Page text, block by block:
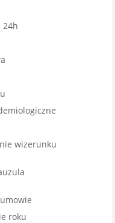
24h
wizerunku
roku